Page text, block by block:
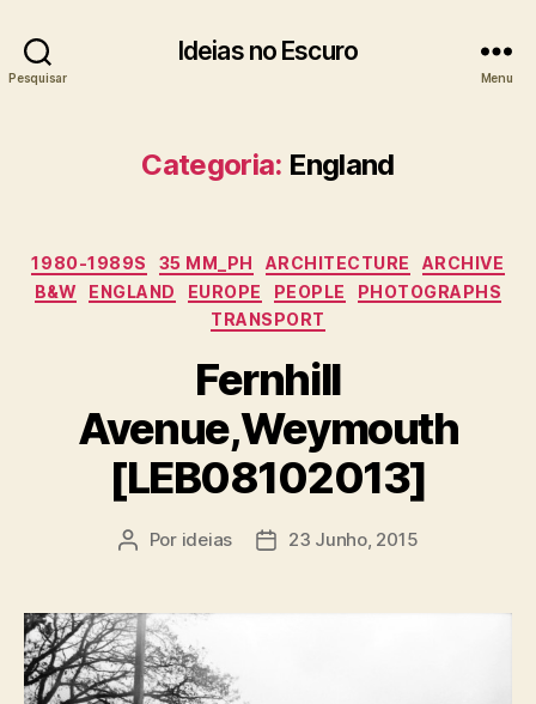
Pesquisar
Ideias no Escuro
Menu
Categoria: England
Categorias
1980-1989S 35 MM_PH ARCHITECTURE
ARCHIVE
B&W
ENGLAND EUROPE PEOPLE
PHOTOGRAPHS
TRANSPORT
Fernhill
Avenue,Weymouth
[LEB08102013]
Autor
Por ideias
Data23 Junho, 2015